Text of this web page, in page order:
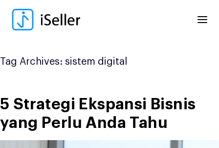
content
Tag Archives: sistem digital
5 Strategi Ekspansi Bisnis
yang Perlu Anda Tahu